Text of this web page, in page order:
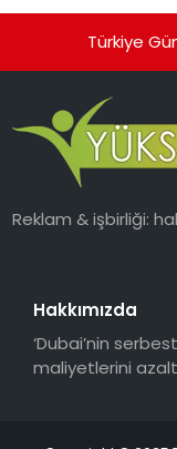
Türkiye
Reklam & işbirliği:
Hakkımızda
‘Dubai’nin
maliyetlerini